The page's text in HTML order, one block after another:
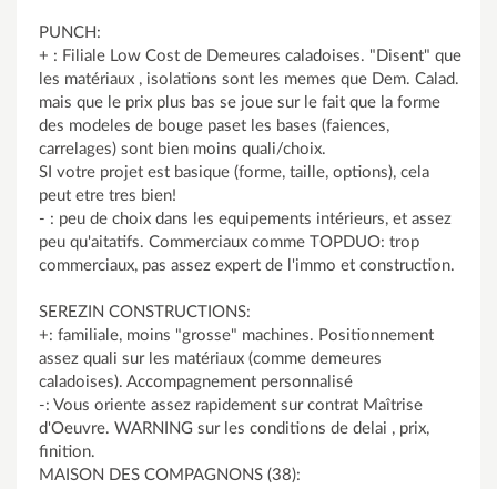
PUNCH:
+ : Filiale Low Cost de Demeures caladoises. "Disent" que
les matériaux , isolations sont les memes que Dem. Calad.
mais que le prix plus bas se joue sur le fait que la forme
des modeles de bouge paset les bases (faiences,
carrelages) sont bien moins quali/choix.
SI votre projet est basique (forme, taille, options), cela
peut etre tres bien!
- : peu de choix dans les equipements intérieurs, et assez
peu qu'aitatifs. Commerciaux comme TOPDUO: trop
commerciaux, pas assez expert de l'immo et construction.
SEREZIN CONSTRUCTIONS:
+: familiale, moins "grosse" machines. Positionnement
assez quali sur les matériaux (comme demeures
caladoises). Accompagnement personnalisé
-: Vous oriente assez rapidement sur contrat Maîtrise
d'Oeuvre. WARNING sur les conditions de delai , prix,
finition.
MAISON DES COMPAGNONS (38):